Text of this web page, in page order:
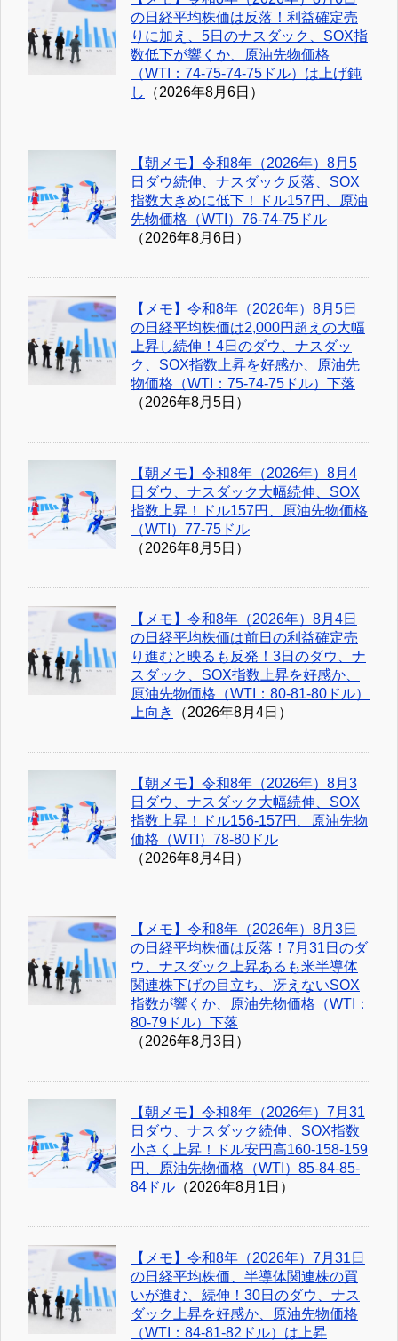
の日経平均株価は反落！利益確定売
りに加え、5日のナスダック、SOX指
数低下が響くか、原油先物価格
（WTI：74-75-74-75ドル）は上げ鈍
し
（2026年8月6日）
【朝メモ】令和8年（2026年）8月5
日ダウ続伸、ナスダック反落、SOX
指数大きめに低下！ドル157円、原油
先物価格（WTI）76-74-75ドル
（2026年8月6日）
【メモ】令和8年（2026年）8月5日
の日経平均株価は2,000円超えの大幅
上昇し続伸！4日のダウ、ナスダッ
ク、SOX指数上昇を好感か、原油先
物価格（WTI：75-74-75ドル）下落
（2026年8月5日）
【朝メモ】令和8年（2026年）8月4
日ダウ、ナスダック大幅続伸、SOX
指数上昇！ドル157円、原油先物価格
（WTI）77-75ドル
（2026年8月5日）
【メモ】令和8年（2026年）8月4日
の日経平均株価は前日の利益確定売
り進むと映るも反発！3日のダウ、ナ
スダック、SOX指数上昇を好感か、
原油先物価格（WTI：80-81-80ドル）
上向き
（2026年8月4日）
【朝メモ】令和8年（2026年）8月3
日ダウ、ナスダック大幅続伸、SOX
指数上昇！ドル156-157円、原油先物
価格（WTI）78-80ドル
（2026年8月4日）
【メモ】令和8年（2026年）8月3日
の日経平均株価は反落！7月31日のダ
ウ、ナスダック上昇あるも米半導体
関連株下げの目立ち、冴えないSOX
指数が響くか、原油先物価格（WTI：
80-79ドル）下落
（2026年8月3日）
【朝メモ】令和8年（2026年）7月31
日ダウ、ナスダック続伸、SOX指数
小さく上昇！ドル安円高160-158-159
円、原油先物価格（WTI）85-84-85-
84ドル （2026年8月1日）
【メモ】令和8年（2026年）7月31日
の日経平均株価、半導体関連株の買
いが進む、続伸！30日のダウ、ナス
ダック上昇を好感か、原油先物価格
（WTI：84-81-82ドル）は上昇